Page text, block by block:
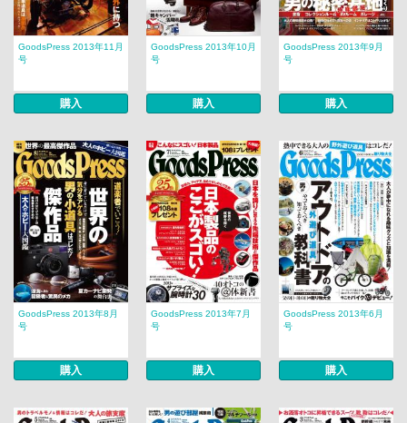
GoodsPress 2013年11月
号
購入
GoodsPress 2013年10月
号
購入
GoodsPress 2013年9月
号
購入
GoodsPress 2013年8月
号
購入
GoodsPress 2013年7月
号
購入
GoodsPress 2013年6月
号
購入